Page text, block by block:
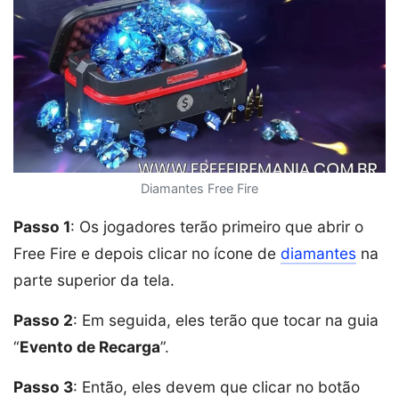
Diamantes Free Fire
Passo 1: Os jogadores terão primeiro que abrir o
Free Fire e depois clicar no ícone de diamantes na
parte superior da tela.
Passo 2: Em seguida, eles terão que tocar na guia
“Evento de Recarga”.
Passo 3: Então, eles devem que clicar no botão